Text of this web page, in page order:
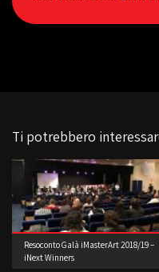
Ti potrebbero
Resoconto Galà iMasterArt 2018/19 –
iNext Winners